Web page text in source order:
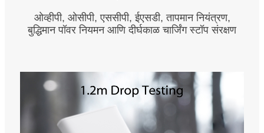
ओव्हीपी, ओसीपी, एससीपी, ईएसडी, तापमान नियंत्रण,
बुद्धिमान पॉवर नियमन आणि दीर्घकाळ चार्जिंग स्टॉप संरक्षण